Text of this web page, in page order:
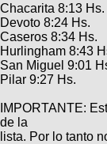
Ranking
Fotos
del
Fotos
Ventas
viajes
Amigos
Chacarita 8:13 Hs.
Devoto 8:24 Hs.
Caseros 8:34 Hs.
Hurlingham 8:43
San Miguel 9:01
Pilar 9:27 Hs.
IMPORTANTE:
de la
lista. Por lo tanto